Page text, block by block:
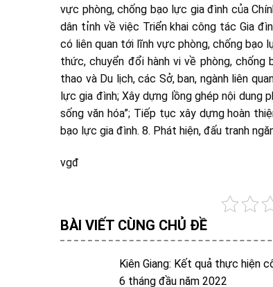
vực phòng, chống bạo lực gia đình của
dân tỉnh về việc Triển khai công tác Gia
có liên quan tới lĩnh vực phòng, chống bạo
thức, chuyển đổi hành vi về phòng, chống
thao và Du lịch, các Sở, ban, ngành liên
lực gia đình; Xây dựng lồng ghép nội dung
sống văn hóa”; Tiếp tục xây dựng hoàn
bạo lực gia đình. 8. Phát hiện, đấu tranh
vgđ
BÀI VIẾT CÙNG CHỦ ĐỀ
Kiên Giang: Kết quả thực hiện
6 tháng đầu năm 2022